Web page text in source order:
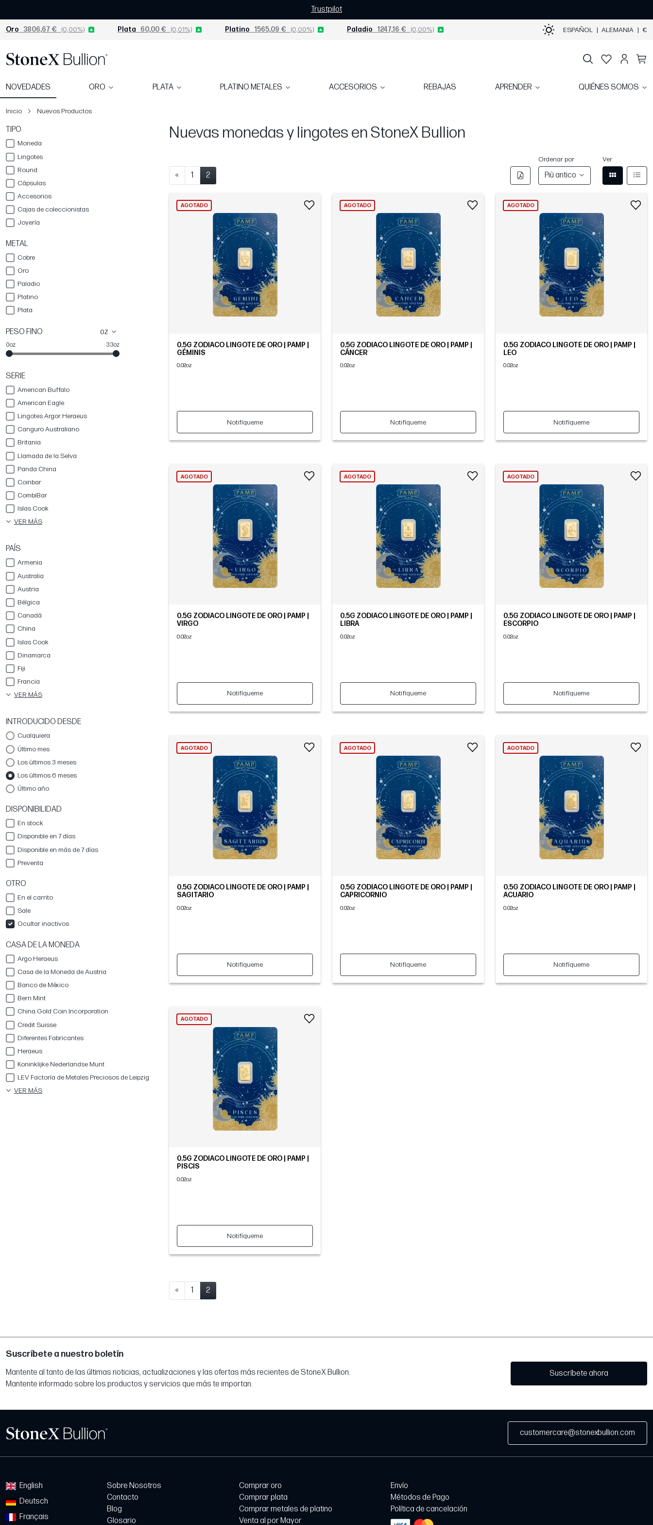
Trustpilot
Oro 3806,67 € (0,00%) Plata 60,00 € (0,01%) Platino 1565,09 € (0,00%) Paladio 1247,16 € (0,00%) ESPAÑOL | ALEMANIA | €
NOVEDADES ORO PLATA PLATINO METALES ACCESORIOS REBAJAS APRENDER QUIÉNES SOMOS
Inicio Nuevos Productos
TIPO
Moneda
Lingotes
Round
Cápsulas
Accesorios
Cajas de coleccionistas
Joyería
METAL
Cobre
Oro
Paladio
Platino
Plata
PESO FINO oz
0oz 33oz
SERIE
American Buffalo
American Eagle
Lingotes Argor Heraeus
Canguro Australiano
Britania
Llamada de la Selva
Panda China
Coinbar
CombiBar
Islas Cook
VER MÁS
PAÍS
Armenia
Australia
Austria
Bélgica
Canadá
China
Islas Cook
Dinamarca
Fiji
Francia
VER MÁS
INTRODUCIDO DESDE
Cualquiera
Último mes
Los últimos 3 meses
Los últimos 6 meses
Último año
DISPONIBILIDAD
En stock
Disponible en 7 días
Disponible en más de 7 días
Preventa
OTRO
En el carrito
Sale
Ocultar inactivos
CASA DE LA MONEDA
Argo Heraeus
Casa de la Moneda de Austria
Banco de México
Bern Mint
China Gold Coin Incorporation
Credit Suisse
Diferentes Fabricantes
Heraeus
Koninklijke Nederlandse Munt
LEV Factoría de Metales Preciosos de Leipzig
VER MÁS
Nuevas monedas y lingotes en StoneX Bullion
« 1 2
Ordenar por
Più antico
Ver
AGOTADO
0.5G ZODIACO LINGOTE DE ORO | PAMP |
GÉMINIS
0.02oz
Notifíqueme
AGOTADO
0.5G ZODIACO LINGOTE DE ORO | PAMP |
CÁNCER
0.02oz
Notifíqueme
AGOTADO
0.5G ZODIACO LINGOTE DE ORO | PAMP |
LEO
0.02oz
Notifíqueme
AGOTADO
0.5G ZODIACO LINGOTE DE ORO | PAMP |
VIRGO
0.02oz
Notifíqueme
AGOTADO
0.5G ZODIACO LINGOTE DE ORO | PAMP |
LIBRA
0.02oz
Notifíqueme
AGOTADO
0.5G ZODIACO LINGOTE DE ORO | PAMP |
ESCORPIO
0.02oz
Notifíqueme
AGOTADO
0.5G ZODIACO LINGOTE DE ORO | PAMP |
SAGITARIO
0.02oz
Notifíqueme
AGOTADO
0.5G ZODIACO LINGOTE DE ORO | PAMP |
CAPRICORNIO
0.02oz
Notifíqueme
AGOTADO
0.5G ZODIACO LINGOTE DE ORO | PAMP |
ACUARIO
0.02oz
Notifíqueme
AGOTADO
0.5G ZODIACO LINGOTE DE ORO | PAMP |
PISCIS
0.02oz
Notifíqueme
« 1 2
Suscríbete a nuestro boletín
Mantente al tanto de las últimas noticias, actualizaciones y las ofertas más recientes de StoneX Bullion.
Mantente informado sobre los productos y servicios que más te importan.
Suscríbete ahora
customercare@stonexbullion.com
English
Deutsch
Français
Sobre Nosotros
Contacto
Blog
Glosario
Comprar oro
Comprar plata
Comprar metales de platino
Venta al por Mayor
Envío
Métodos de Pago
Política de cancelación